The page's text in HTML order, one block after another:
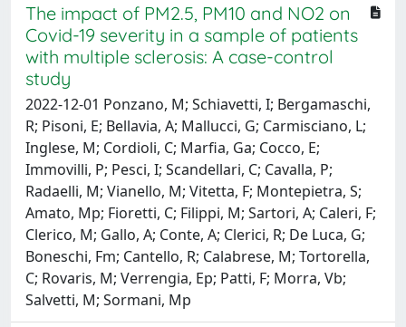
The impact of PM2.5, PM10 and NO2 on
Covid-19 severity in a sample of patients
with multiple sclerosis: A case-control
study
2022-12-01 Ponzano, M; Schiavetti, I; Bergamaschi,
R; Pisoni, E; Bellavia, A; Mallucci, G; Carmisciano, L;
Inglese, M; Cordioli, C; Marfia, Ga; Cocco, E;
Immovilli, P; Pesci, I; Scandellari, C; Cavalla, P;
Radaelli, M; Vianello, M; Vitetta, F; Montepietra, S;
Amato, Mp; Fioretti, C; Filippi, M; Sartori, A; Caleri, F;
Clerico, M; Gallo, A; Conte, A; Clerici, R; De Luca, G;
Boneschi, Fm; Cantello, R; Calabrese, M; Tortorella,
C; Rovaris, M; Verrengia, Ep; Patti, F; Morra, Vb;
Salvetti, M; Sormani, Mp